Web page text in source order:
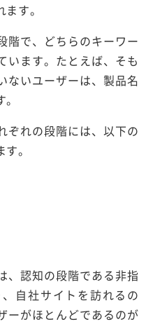
す。
階で、どちらのキーワー
います。たとえば、そも
ないユーザーは、製品名
ぞれの段階には、以下の
。
、認知の段階である非指
自社サイトを訪れるの
ーがほとんどであるのが